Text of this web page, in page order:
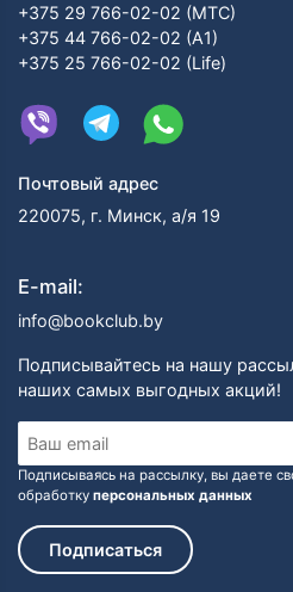
+375 29 766-02-02 (МТС)
+375 44 766-02-02 (А1)
+375 25 766-02-02 (Life)
Почтовый адрес
220075, г. Минск, а/я 19
E-mail:
info@bookclub.by
Подписывайтесь на нашу
наших самых выгодных акций!
Подписываясь на рассылку, вы даете
обработку персональных данных
Подписаться